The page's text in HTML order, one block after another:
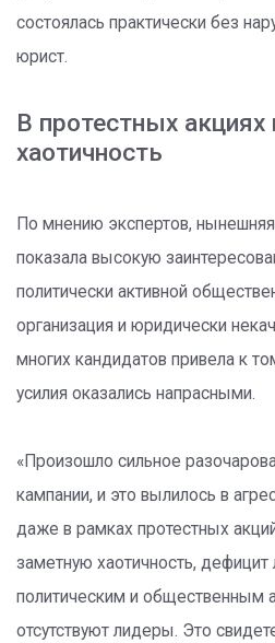
состоялась практически без
юрист.
В протестных
хаотичность
По мнению экспертов,
показала высокую
политически активной
организация и юридически
многих кандидатов привела к
усилия оказались напрасными.
«Произошло сильное
кампании, и это вылилось в
даже в рамках протестных
заметную хаотичность,
политическим и общественным
отсутствуют лидеры. Это